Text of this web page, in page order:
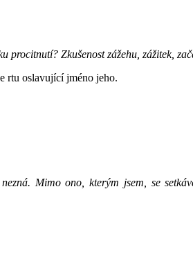
procitnutí? Zkušenost zážehu, zážitek,
rtu oslavující jméno jeho.
Mimo ono, kterým jsem, se